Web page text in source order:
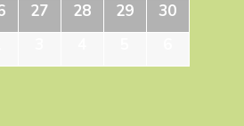
27 28 29
30